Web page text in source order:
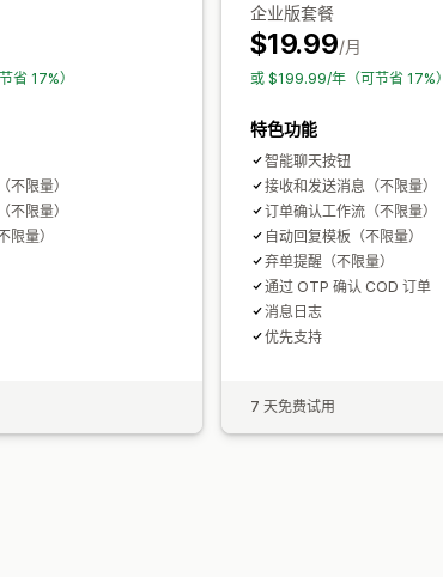
省 17%）
不限量）
不限量）
限量）
企业版套餐
$19.99/月
或 $199.99/年（可节省 17%）
特色功能
智能聊天按钮
接收和发送消息（不限量）
订单确认工作流（不限量）
自动回复模板（不限量）
弃单提醒（不限量）
通过 OTP 确认 COD 订单
消息日志
优先支持
7 天免费试用